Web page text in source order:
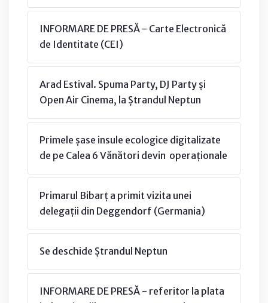
INFORMARE DE PRESĂ - Carte Electronică
de Identitate (CEI)
Arad Estival. Spuma Party, DJ Party și
Open Air Cinema, la Ștrandul Neptun
Primele șase insule ecologice digitalizate
de pe Calea 6 Vănători devin operaționale
Primarul Bibarț a primit vizita unei
delegații din Deggendorf (Germania)
Se deschide Ștrandul Neptun
INFORMARE DE PRESĂ - referitor la plata